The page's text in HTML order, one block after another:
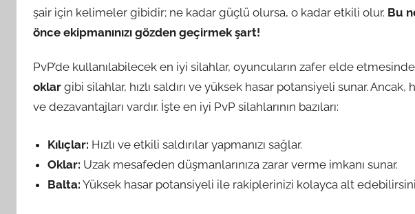
şair için kelimeler gibidir; ne kadar güçlü olursa, o kadar etkili olur. Bu
önce ekipmanınızı gözden geçirmek şart!
PvP’de kullanılabilecek en iyi silahlar, oyuncuların zafer elde
oklar gibi silahlar, hızlı saldırı ve yüksek hasar potansiyeli sunar.
ve dezavantajları vardır. İşte en iyi PvP silahlarının bazıları:
Kılıçlar: Hızlı ve etkili saldırılar yapmanızı sağlar.
Oklar: Uzak mesafeden düşmanlarınıza zarar verme imkanı sunar.
Balta: Yüksek hasar potansiyeli ile rakiplerinizi kolayca alt